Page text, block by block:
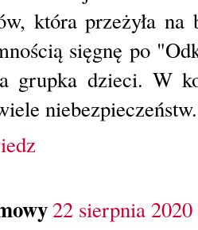
która przeżyła
sięgnę po
grupka dzieci. W
niebezpieczeństw.
22 sierpnia